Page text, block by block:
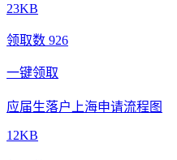
23KB
领取数 926
一键领取
应届生落户上海申请流程图
12KB